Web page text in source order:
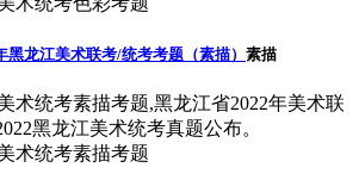
黑龙江美术联考/统考考题（素描） 素描
术统考素描考题,黑龙江省2022年美术联
黑龙江美术统考真题公布。